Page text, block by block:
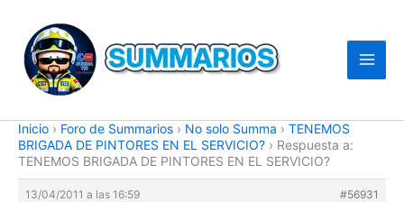
contenido
Inicio › Foro de Summarios › No solo Summa › TENEMOS
BRIGADA DE PINTORES EN EL SERVICIO? › Respuesta a:
TENEMOS BRIGADA DE PINTORES EN EL SERVICIO?
13/04/2011 a las 16:59
#56931